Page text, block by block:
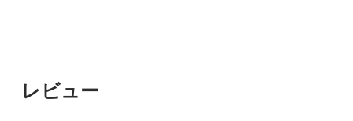
レビュー